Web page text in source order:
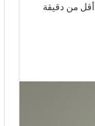
أقل من دقيقة